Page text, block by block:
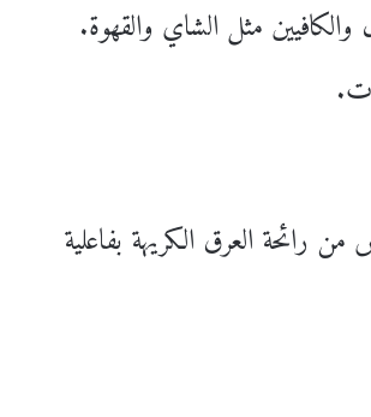
والكافيين مثل الشاي والقهوة.
رائحة العرق الكريهة بفاعلية